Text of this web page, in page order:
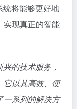
将能够更好地
实现真正的智能
的技术服务，
它以其高效、便
一系列的解决方